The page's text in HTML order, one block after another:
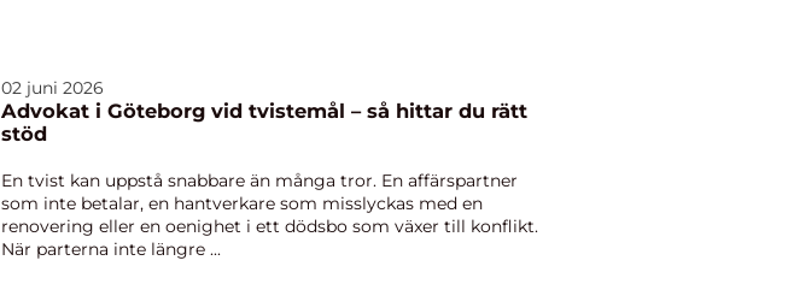
02 juni 2026
Advokat i Göteborg vid tvistemål – så hittar du rätt
stöd
En tvist kan uppstå snabbare än många tror. En affärspartner
som inte betalar, en hantverkare som misslyckas med en
renovering eller en oenighet i ett dödsbo som växer till konflikt.
När parterna inte längre ...